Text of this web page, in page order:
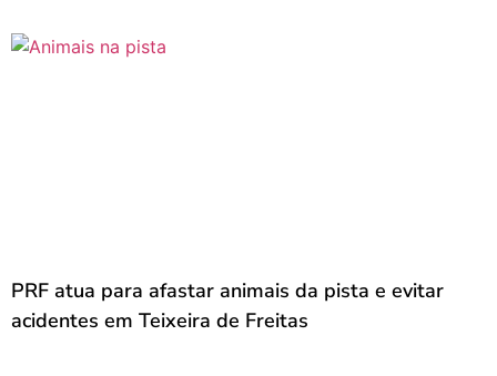
PRF atua para afastar animais da pista e evitar
acidentes em Teixeira de Freitas